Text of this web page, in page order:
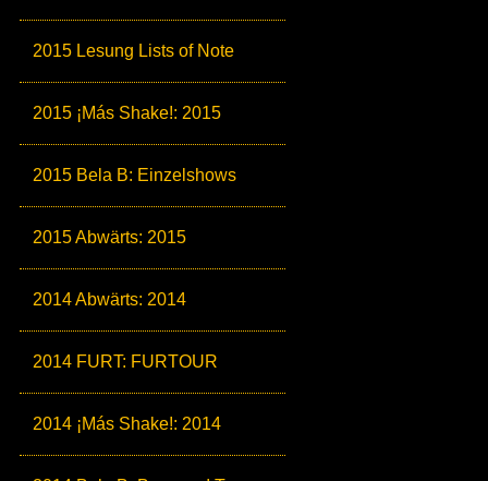
2015 Lesung Lists of Note
2015 ¡Más Shake!: 2015
2015 Bela B: Einzelshows
2015 Abwärts: 2015
2014 Abwärts: 2014
2014 FURT: FURTOUR
2014 ¡Más Shake!: 2014